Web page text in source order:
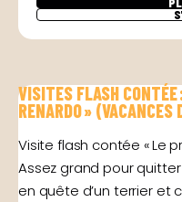
VISITES FLASH CONTÉE
RENARDO » (VACANCES
Visite flash contée « Le
Assez grand pour
en quête d’un terrier et